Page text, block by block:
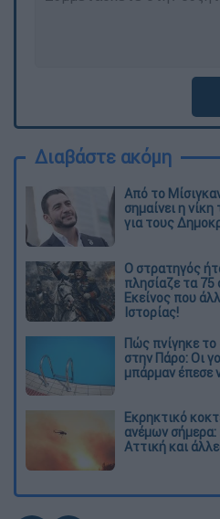
Διαβάστε ακόμη
Από το
σημαίνει η
για τους
O στρατηγός
πλησίαζε τα
Εκείνος που
Ιστορίας!
Πώς πνίγηκε το
στην Πάρο: Οι
μπάρμαν έπεσε
Εκρηκτικό
ανέμων
Αττική και